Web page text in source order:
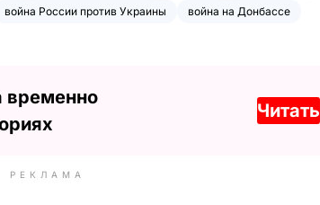
война России против Украины
война на Донбассе
временно
Читать
РЕКЛАМА